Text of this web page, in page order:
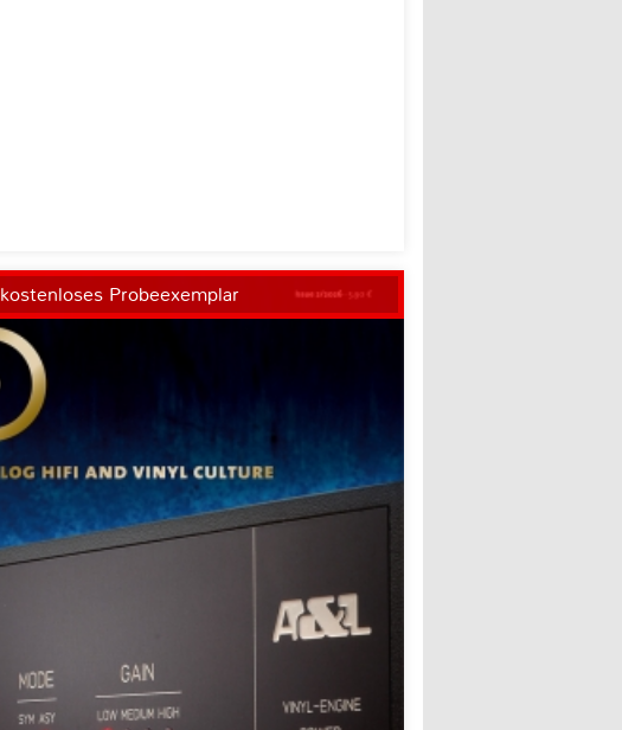
kostenloses Probeexemplar